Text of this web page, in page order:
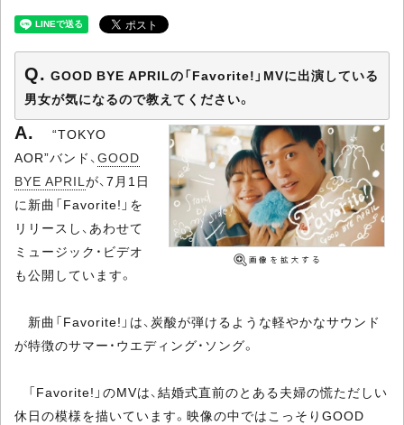
GOOD BYE APRILの「Favorite!」MVに出演している
男女が気になるので教えてください。
“TOKYO
AOR”バンド、GOOD
BYE APRILが、7月1日
に新曲「Favorite!」を
リリースし、あわせて
ミュージック・ビデオ
も公開しています。
新曲「Favorite!」は、炭酸が弾けるような軽やかなサウンド
が特徴のサマー・ウエディング・ソング。
「Favorite!」のMVは、結婚式直前のとある夫婦の慌ただしい
休日の模様を描いています。映像の中ではこっそりGOOD